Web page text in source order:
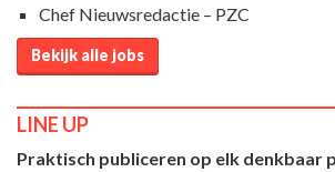
Chef Nieuwsredactie – PZC
Bekijk alle jobs
LINE UP
Praktisch publiceren op elk denkbaar